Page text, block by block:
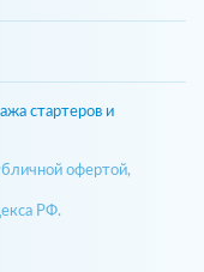
стартеров и
офертой,
РФ.